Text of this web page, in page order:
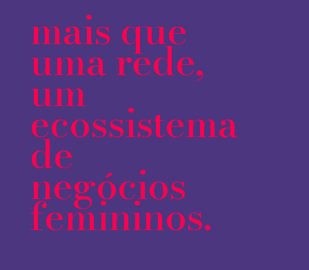
mais que
uma rede,
um
ecossistema
de
negócios
femininos.